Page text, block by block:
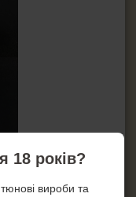
18 років?
вироби та